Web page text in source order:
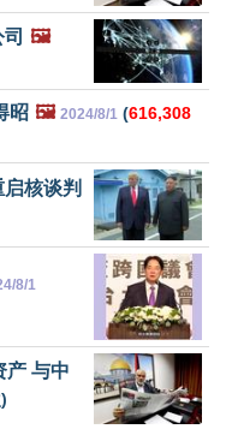
🖼️
昭 🖼️ 2024/8/1 (616,308
核谈判
8/1
产 与中